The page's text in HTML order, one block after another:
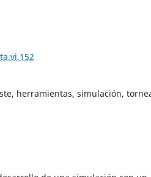
herramientas, simulación,